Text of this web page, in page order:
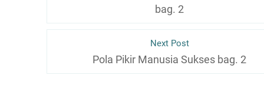
bag. 2
Next Post
Pola Pikir Manusia Sukses bag. 2